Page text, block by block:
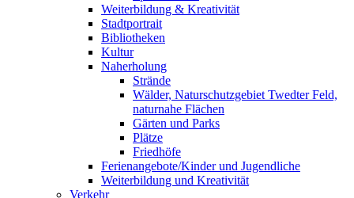
Weiterbildung & Kreativität
Stadtportrait
Bibliotheken
Kultur
Naherholung
Strände
Wälder, Naturschutzgebiet Twedter Feld,
naturnahe Flächen
Gärten und Parks
Plätze
Friedhöfe
Ferienangebote/Kinder und Jugendliche
Weiterbildung und Kreativität
Verkehr